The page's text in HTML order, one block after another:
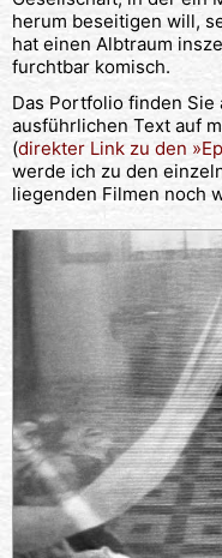
herum beseitigen will,
hat einen Albtraum
furchtbar komisch.
Das Portfolio finden
ausführlichen Text auf
(direkter Link zu den
werde ich zu den
liegenden Filmen noch